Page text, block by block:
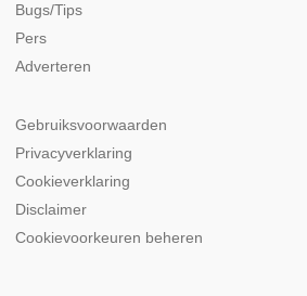
Bugs/Tips
Pers
Adverteren
Gebruiksvoorwaarden
Privacyverklaring
Cookieverklaring
Disclaimer
Cookievoorkeuren beheren